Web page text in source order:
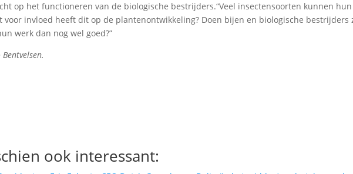
op het functioneren van de biologische bestrijders.“Veel insectensoorten kunnen
voor invloed heeft dit op de plantenontwikkeling? Doen bijen en biologische bestrijders
werk dan nog wel goed?”
ook interessant: